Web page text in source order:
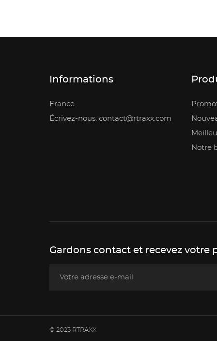
Informations
France
Écrivez-nous: contact@rtraxx.com
Notre
Gardons contact et recevez votre
© 2023 RTRAXX